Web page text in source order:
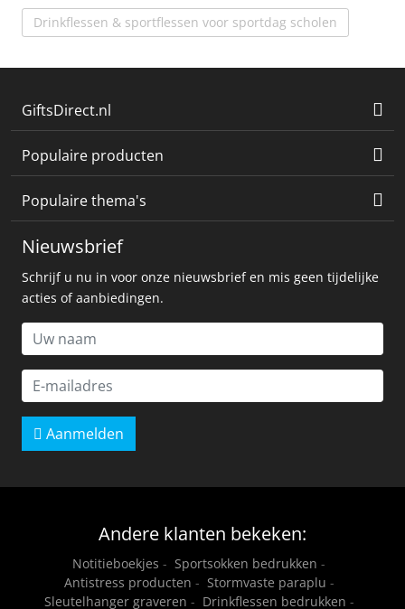
Drinkflessen & sportflessen voor sportdag scholen
GiftsDirect.nl
Populaire producten
Populaire thema's
Nieuwsbrief
Schrijf u nu in voor onze nieuwsbrief en mis geen tijdelijke
acties of aanbiedingen.
Aanmelden
Andere klanten bekeken:
Notitieboekjes - Sportsokken bedrukken -
Antistress producten - Stormvaste paraplu -
Sleutelhanger graveren - Drinkflessen bedrukken -